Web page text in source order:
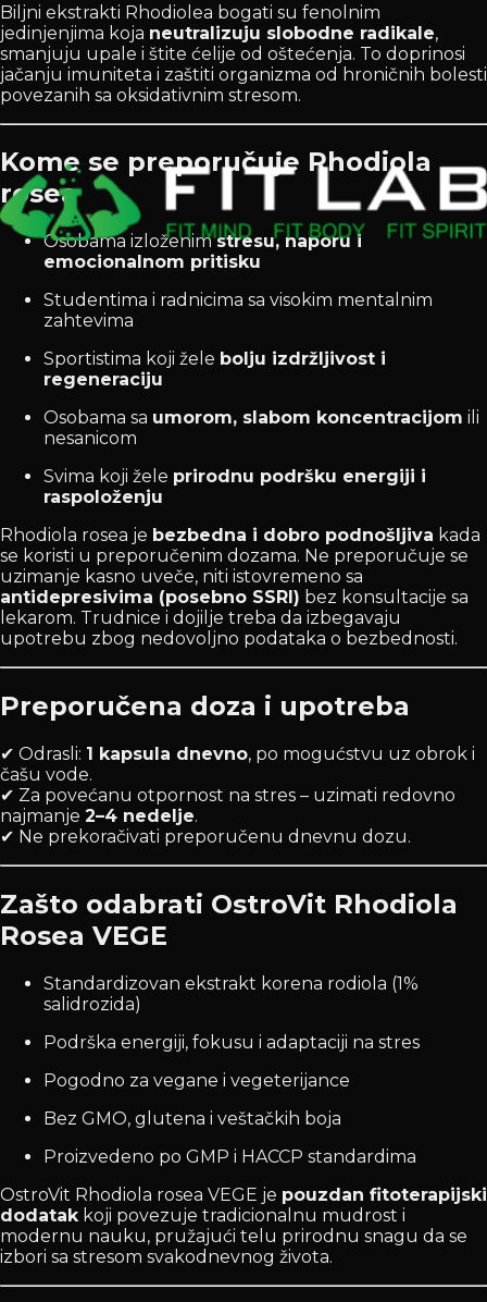
Biljni ekstrakti Rhodiolea bogati su fenolnim
jedinjenjima koja neutralizuju slobodne radikale,
smanjuju upale i štite ćelije od oštećenja. To doprinosi
jačanju imuniteta i zaštiti organizma od hroničnih bolesti
povezanih sa oksidativnim stresom.
Kome se preporučuje Rhodiola
rosea
Osobama izloženimstresu, naporu i
emocionalnom pritisku
Studentima i radnicima sa visokim mentalnim
zahtevima
Sportistima koji žele bolju izdržljivost i
regeneraciju
Osobama sa umorom, slabom koncentracijom ili
nesanicom
Svima koji žele prirodnu podršku energiji i
raspoloženju
Rhodiola rosea je bezbedna i dobro podnošljiva kada
se koristi u preporučenim dozama. Ne preporučuje se
uzimanje kasno uveče, niti istovremeno sa
antidepresivima (posebno SSRI) bez konsultacije sa
lekarom. Trudnice i dojilje treba da izbegavaju
upotrebu zbog nedovoljno podataka o bezbednosti.
Preporučena doza i upotreba
✔ Odrasli: 1 kapsula dnevno, po mogućstvu uz obrok i
čašu vode.
✔ Za povećanu otpornost na stres – uzimati redovno
najmanje 2–4 nedelje.
✔ Ne prekoračivati preporučenu dnevnu dozu.
Zašto odabrati OstroVit Rhodiola
Rosea VEGE
Standardizovan ekstrakt korena rodiola (1%
salidrozida)
Podrška energiji, fokusu i adaptaciji na stres
Pogodno za vegane i vegeterijance
Bez GMO, glutena i veštačkih boja
Proizvedeno po GMP i HACCP standardima
OstroVit Rhodiola rosea VEGE je pouzdan fitoterapijski
dodatakkoji povezuje tradicionalnu mudrost i
modernu nauku, pružajući telu prirodnu snagu da se
izbori sa stresom svakodnevnog života.